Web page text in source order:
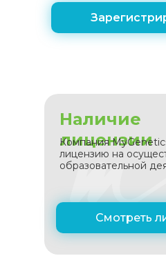
Наличие
лицензии
Смотреть
Компания
лицензию на
образовательной